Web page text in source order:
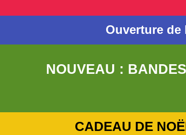
Ouverture de
NOUVEAU :
CADEAU DE